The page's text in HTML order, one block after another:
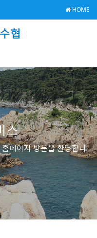
HOME
스
페이지 방문을 환영합니